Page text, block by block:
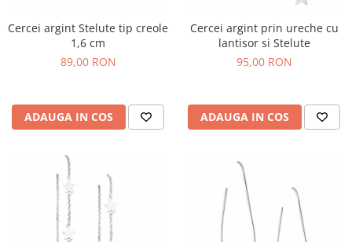
Cercei argint Stelute tip creole
1,6 cm
89,00 RON
ADAUGA IN COS
Cercei argint prin ureche cu
lantisor si Stelute
95,00 RON
ADAUGA IN COS